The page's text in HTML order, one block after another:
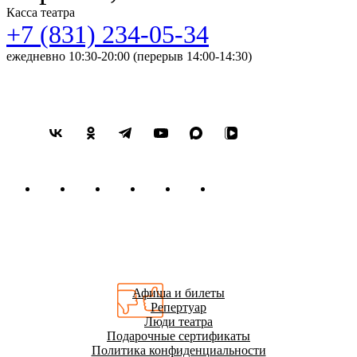
звезда»).
Касса театра
+7 (831) 234-05-34
ежедневно 10:30-20:00 (перерыв 14:00-14:30)
Афиша и билеты
Репертуар
Люди театра
Подарочные сертификаты
Политика конфиденциальности